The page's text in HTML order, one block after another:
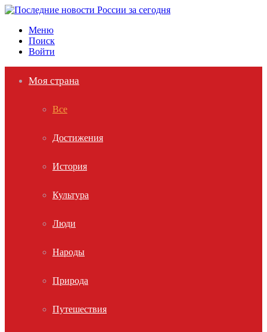
Меню
Поиск
Войти
Моя страна
Все
Достижения
История
Культура
Люди
Народы
Природа
Путешествия